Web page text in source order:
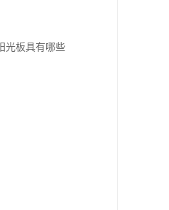
光板具有哪些